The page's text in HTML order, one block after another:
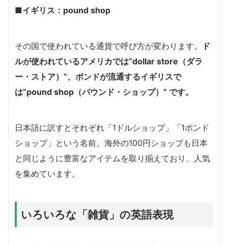
■イギリス：pound shop
その国で使われている通貨で呼び方が変わります。
ド
ルが使われているアメリカでは”dollar store（ダラ
ー・ストア）”、ポンドが流通するイギリスで
は”pound shop（パウンド・ショップ）” です。
日本語に訳すとそれぞれ「1ドルショップ」「1ポンド
ショップ」という名前。海外の100円ショップも日本
と同じように豊富なアイテムを取り揃えており、人気
を集めています。
いろいろな「雑貨」の英語表現